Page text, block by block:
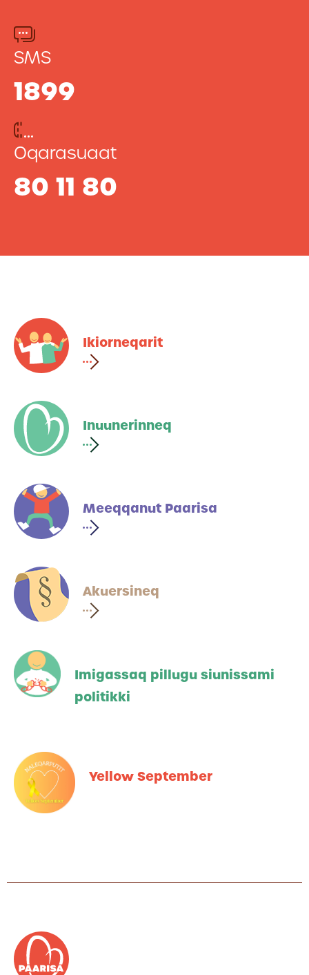
SMS
1899
Oqarasuaat
80 11 80
Ikiorneqarit
Inuunerinneq
Meeqqanut Paarisa
Akuersineq
Imigassaq pillugu siunissami
politikki
Yellow September